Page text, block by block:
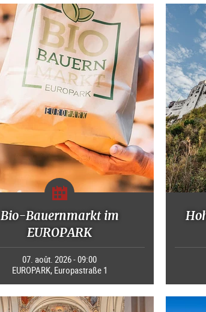
Bio-Bauernmarkt im
EUROPARK
07. août. 2026 - 09:00
EUROPARK, Europastraße 1